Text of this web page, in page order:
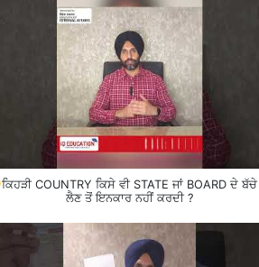
ਕਿਹੜੀ COUNTRY ਕਿਸੇ ਵੀ STATE ਜਾਂ BOARD ਦੇ ਬੱਚੇ
ਲੈਣ ਤੋਂ ਇਨਕਾਰ ਨਹੀਂ ਕਰਦੀ ?